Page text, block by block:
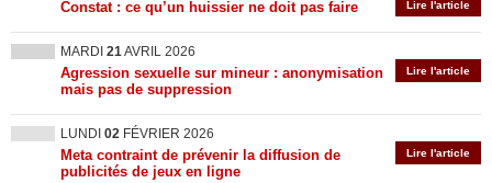
Lire l'article
Constat : ce qu’un huissier ne doit pas faire
MARDI 21AVRIL 2026
Lire l'article
Agression sexuelle sur mineur : anonymisation
mais pas de suppression
LUNDI 02 FÉVRIER 2026
Lire l'article
Meta contraint de prévenir la diffusion de
publicités de jeux en ligne